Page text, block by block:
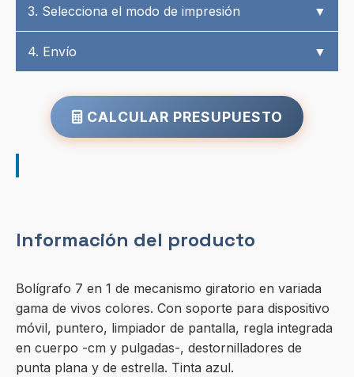
3. Selecciona el modo de impresión ▼
4. Envío ▼
CALCULAR PRESUPUESTO
Información del producto
Bolígrafo 7 en 1 de mecanismo giratorio en variada
gama de vivos colores. Con soporte para dispositivo
móvil, puntero, limpiador de pantalla, regla integrada
en cuerpo -cm y pulgadas-, destornilladores de
punta plana y de estrella. Tinta azul.